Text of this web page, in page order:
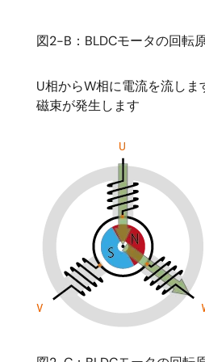
図2-B：BLDCモータの回転
U相からW相に電流を流し
磁束が発生します